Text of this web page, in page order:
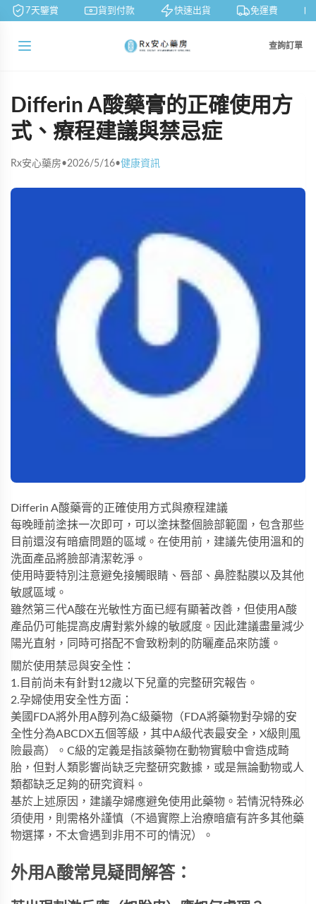
7天鑒賞 貨到付款 快速出貨 免運費
查詢訂單
Differin A酸藥膏的正確使用方
式、療程建議與禁忌症
Rx安心藥房•2026/5/16•健康資訊
Differin A酸藥膏的正確使用方式與療程建議
每晚睡前塗抹一次即可，可以塗抹整個臉部範圍，包含那些
目前還沒有暗瘡問題的區域。在使用前，建議先使用溫和的
洗面產品將臉部清潔乾淨。
使用時要特別注意避免接觸眼睛、唇部、鼻腔黏膜以及其他
敏感區域。
雖然第三代A酸在光敏性方面已經有顯著改善，但使用A酸
產品仍可能提高皮膚對紫外線的敏感度。因此建議盡量減少
陽光直射，同時可搭配不會致粉刺的防曬產品來防護。
關於使用禁忌與安全性：
1.目前尚未有針對12歲以下兒童的完整研究報告。
2.孕婦使用安全性方面：
美國FDA將外用A醇列為C級藥物（FDA將藥物對孕婦的安
全性分為ABCDX五個等級，其中A級代表最安全，X級則風
險最高）。C級的定義是指該藥物在動物實驗中會造成畸
胎，但對人類影響尚缺乏完整研究數據，或是無論動物或人
類都缺乏足夠的研究資料。
基於上述原因，建議孕婦應避免使用此藥物。若情況特殊必
須使用，則需格外謹慎（不過實際上治療暗瘡有許多其他藥
物選擇，不太會遇到非用不可的情況）。
外用A酸常見疑問解答：